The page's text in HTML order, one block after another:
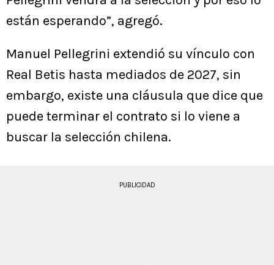
están esperando”, agregó.
Manuel Pellegrini extendió su vínculo con
Real Betis hasta mediados de 2027, sin
embargo, existe una cláusula que dice que
puede terminar el contrato si lo viene a
buscar la selección chilena.
PUBLICIDAD